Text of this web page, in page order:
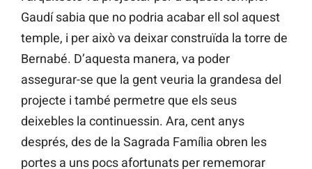
Gaudí sabia que no podria acabar ell sol aquest
temple, i per això va deixar construïda la torre de
Bernabé. D’aquesta manera, va poder
assegurar-se que la gent veuria la grandesa del
projecte i també permetre que els seus
deixebles la continuessin. Ara, cent anys
després, des de la Sagrada Família obren les
portes a uns pocs afortunats per rememorar